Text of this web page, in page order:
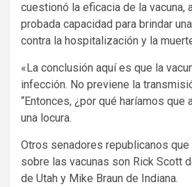
cuestionó la eficacia de la vacuna,
probada capacidad para brindar
contra la hospitalización y la
«La conclusión aquí es que la
infección. No previene la
“Entonces, ¿por qué haríamos que
una locura.
Otros senadores republicanos que
sobre las vacunas son Rick Scott
de Utah y Mike Braun de Indiana.